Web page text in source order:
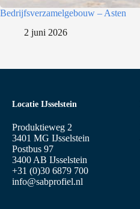
Bedrijfsverzamelgebouw – Asten
2 juni 2026
Locatie IJsselstein
Produktieweg 2
3401 MG IJsselstein
Postbus 97
3400 AB IJsselstein
+31 (0)30 6879 700
info@sabprofiel.nl